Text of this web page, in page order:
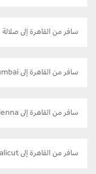
سافر من القاهرة إلى صلالة
سافر من القاهرة إلى Mumbai
سافر من القاهرة إلى Vienna
سافر من القاهرة إلى Calicut